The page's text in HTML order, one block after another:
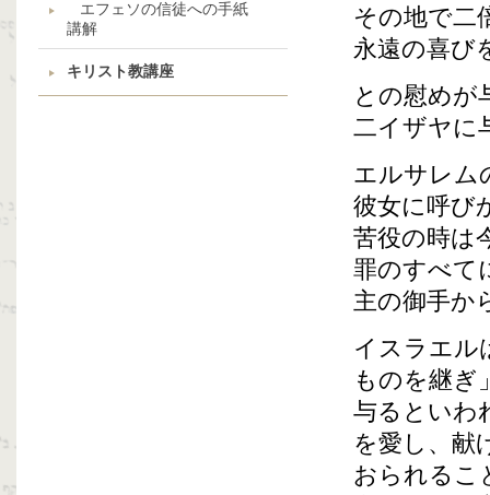
エフェソの信徒への手紙
講解
キリスト教講座
その地で二
永遠の喜び
との慰めが
二イザヤに
エルサレム
彼女に呼び
苦役の時は
罪のすべて
主の御手か
イスラエル
ものを継ぎ
与るといわ
を愛し、献
おられるこ